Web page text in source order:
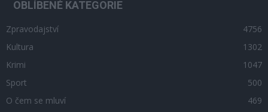
OBLÍBENÉ KATEGORIE
Zpravodajství
4756
Kultura
1302
Krimi
1047
Sport
500
O čem se mluví
469